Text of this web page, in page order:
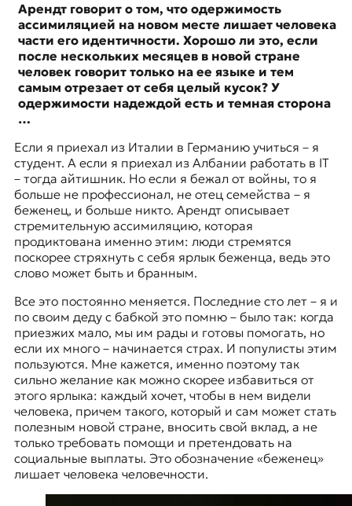
Арендт говорит о том, что одержимость
ассимиляцией на новом месте лишает человека
части его идентичности. Хорошо ли это, если
после нескольких месяцев в новой стране
человек говорит только на ее языке и тем
самым отрезает от себя целый кусок? У
одержимости надеждой есть и темная сторона
…
Если я приехал из Италии в Германию учиться – я
студент. А если я приехал из Албании работать в IT
– тогда айтишник. Но если я бежал от войны, то я
больше не профессионал, не отец семейства – я
беженец, и больше никто. Арендт описывает
стремительную ассимиляцию, которая
продиктована именно этим: люди стремятся
поскорее стряхнуть с себя ярлык беженца, ведь это
слово может быть и бранным.
Все это постоянно меняется. Последние сто лет – я и
по своим деду с бабкой это помню – было так: когда
приезжих мало, мы им рады и готовы помогать, но
если их много – начинается страх. И популисты этим
пользуются. Мне кажется, именно поэтому так
сильно желание как можно скорее избавиться от
этого ярлыка: каждый хочет, чтобы в нем видели
человека, причем такого, который и сам может стать
полезным новой стране, вносить свой вклад, а не
только требовать помощи и претендовать на
социальные выплаты. Это обозначение «беженец»
лишает человека человечности.